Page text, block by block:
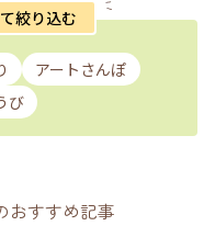
絞り込む
アートさんぽ
び
おすすめ記事